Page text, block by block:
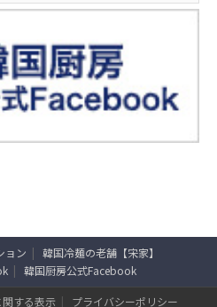
ョン
韓国冷麺の老舗【宋家】
韓国厨房公式Facebook
する表示 プライバシーポリシー